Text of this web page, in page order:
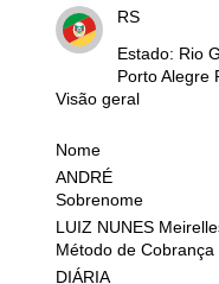
RS
Estado: Rio
Porto Alegre
Visão geral
Nome
ANDRÉ
Sobrenome
LUIZ NUNES
Método de Cobrança
DIÁRIA